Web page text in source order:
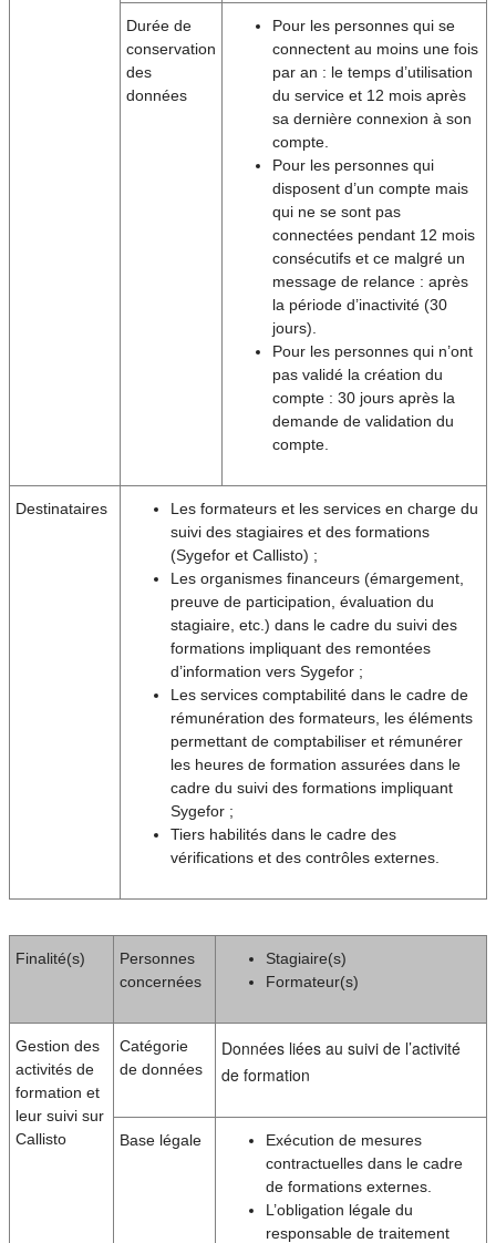
Durée de
conservation
des
données
Pour les personnes qui se
connectent au moins une fois
par an : le temps d’utilisation
du service et 12 mois après
sa dernière connexion à son
compte.
Pour les personnes qui
disposent d’un compte mais
qui ne se sont pas
connectées pendant 12 mois
consécutifs et ce malgré un
message de relance : après
la période d’inactivité (30
jours).
Pour les personnes qui n’ont
pas validé la création du
compte : 30 jours après la
demande de validation du
compte.
Destinataires
Les formateurs et les services en charge du
suivi des stagiaires et des formations
(Sygefor et Callisto) ;
Les organismes financeurs (émargement,
preuve de participation, évaluation du
stagiaire, etc.) dans le cadre du suivi des
formations impliquant des remontées
d’information vers Sygefor ;
Les services comptabilité dans le cadre de
rémunération des formateurs, les éléments
permettant de comptabiliser et rémunérer
les heures de formation assurées dans le
cadre du suivi des formations impliquant
Sygefor ;
Tiers habilités dans le cadre des
vérifications et des contrôles externes.
Finalité(s)
Personnes
concernées
Stagiaire(s)
Formateur(s)
Gestion des
activités de
formation et
leur suivi sur
Callisto
Catégorie
de données
Données liées au suivi de l’activité
de formation
Base légale
Exécution de mesures
contractuelles dans le cadre
de formations externes.
L’obligation légale du
responsable de traitement